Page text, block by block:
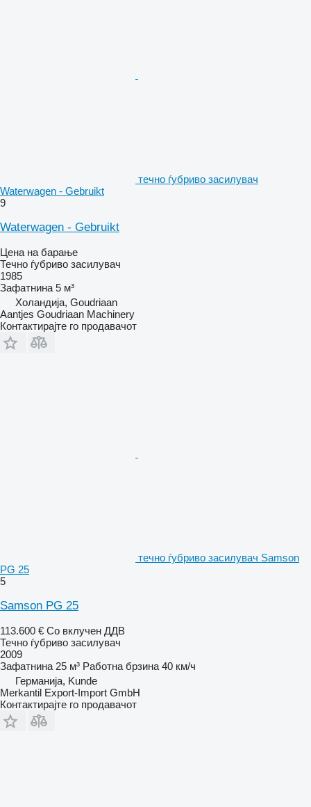
течно ѓубриво засилувач
Waterwagen - Gebruikt
9
Waterwagen - Gebruikt
Цена на барање
Течно ѓубриво засилувач
1985
Зафатнина 5 м³
Холандија, Goudriaan
Aantjes Goudriaan Machinery
Контактирајте го продавачот
течно ѓубриво засилувач Samson
PG 25
5
Samson PG 25
113.600 € Со вклучен ДДВ
Течно ѓубриво засилувач
2009
Зафатнина 25 м³ Работна брзина 40 км/ч
Германија, Kunde
Merkantil Export-Import GmbH
Контактирајте го продавачот